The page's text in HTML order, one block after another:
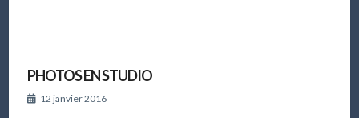
PHOTOS EN STUDIO
12 janvier 2016